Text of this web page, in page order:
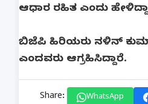
ಆಧಾರ ರಹಿತ ಎಂದು
ಬಿಜೆಪಿ ಹಿರಿಯರು ನಳಿನ್
ಎಂದವರು ಆಗ್ರಹಿಸಿದ್ದಾರೆ.
Share: WhatsApp